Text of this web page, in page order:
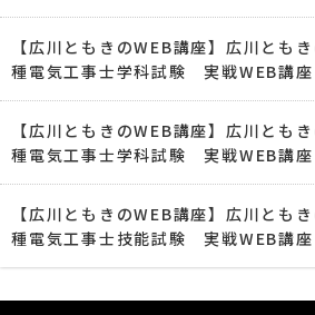
【広川ともきのWEB講座】広川と
種電気工事士学科試験 実戦WEB講座
【広川ともきのWEB講座】広川と
種電気工事士学科試験 実戦WEB講座
【広川ともきのWEB講座】広川と
種電気工事士技能試験 実戦WEB講座